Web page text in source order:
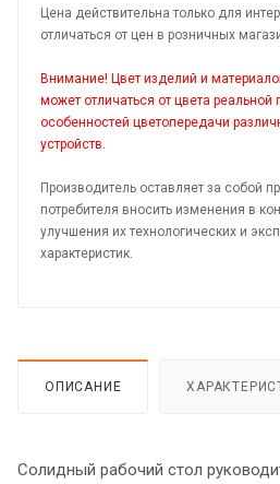
Цена действительна только для
отличаться от цен в розничных
Внимание! Цвет изделий и
может отличаться от цвета реальной
особенностей цветопередачи
устройств.
Производитель оставляет за собой
потребителя вносить изменения в
улучшения их технологических и
характеристик.
ОПИСАНИЕ
Солидный рабочий стол